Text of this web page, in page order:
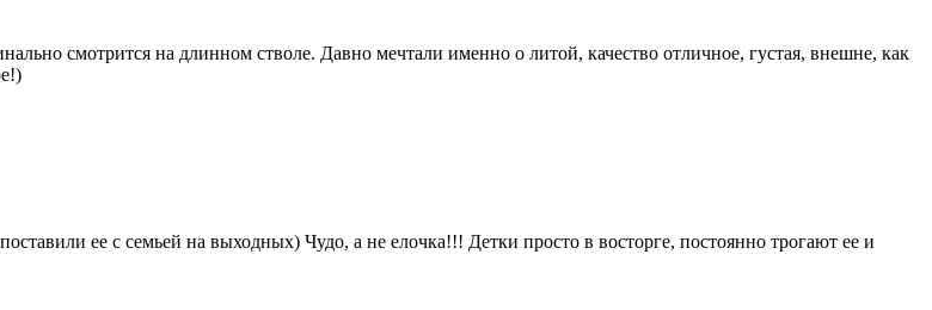
смотрится на длинном стволе. Давно мечтали именно о литой, качество отличное, густая, внешне, как
ее с семьей на выходных) Чудо, а не елочка!!! Детки просто в восторге, постоянно трогают ее и